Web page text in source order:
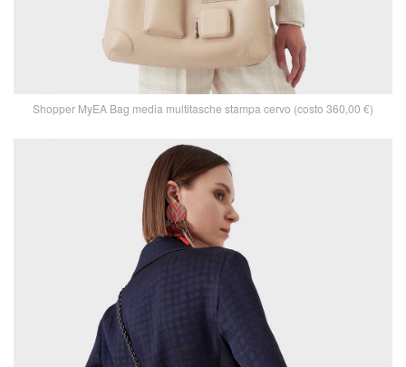
Shopper MyEA Bag media multitasche stampa cervo (costo 360,00 €)